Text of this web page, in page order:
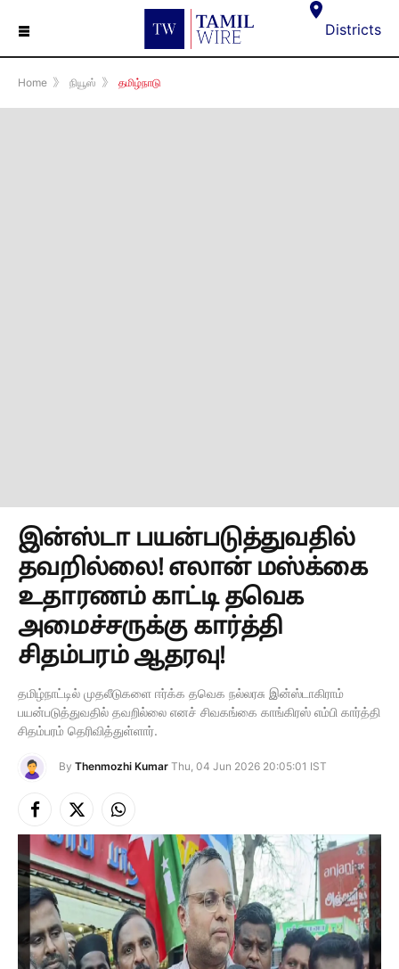
☰ Districts
Home 》 நியூஸ் 》 தமிழ்நாடு
இன்ஸ்டா பயன்படுத்துவதில்
தவறில்லை! எலான் மஸ்க்கை
உதாரணம் காட்டி தவெக
அமைச்சருக்கு கார்த்தி
சிதம்பரம் ஆதரவு!
தமிழ்நாட்டில் முதலீடுகளை ஈர்க்க தவெக நல்லரசு இன்ஸ்டாகிராம்
பயன்படுத்துவதில் தவறில்லை எனச் சிவகங்கை காங்கிரஸ் எம்பி கார்த்தி
சிதம்பரம் தெரிவித்துள்ளார்.
By Thenmozhi Kumar Thu, 04 Jun 2026 20:05:01 IST
Facebook
X
(Twitter)
Instagram